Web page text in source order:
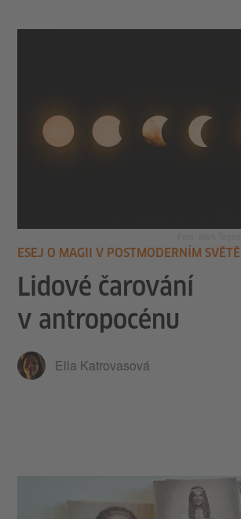
ESEJ O MAGII V POSTMODERNÍM SVĚTĚ
Lidové čarování
v antropocénu
Ella Katrovasová